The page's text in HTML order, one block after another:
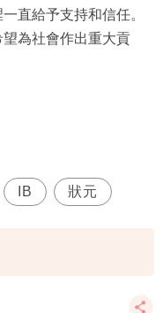
直給予支持和信任。
為社會作出重大貢
IB 狀元